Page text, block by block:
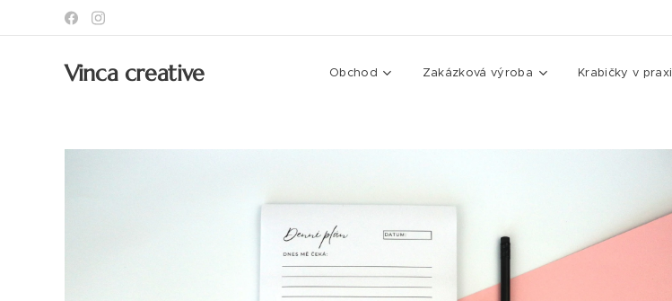
Vinca creative Obchod Zakázková výroba Krabičky v praxi